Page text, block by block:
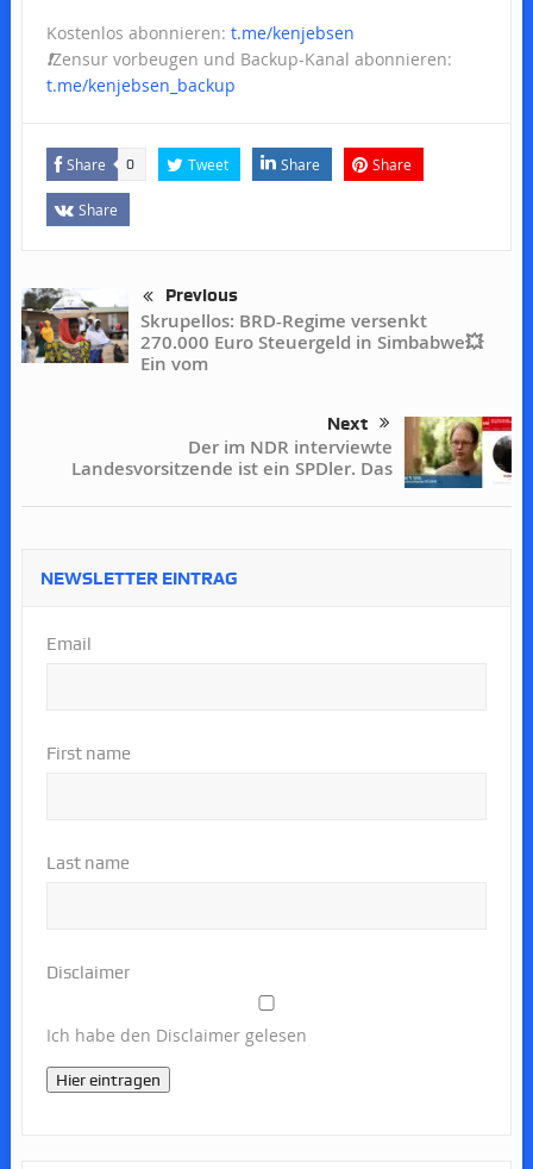
Kostenlos abonnieren: t.me/kenjebsen
❗️Zensur vorbeugen und Backup-Kanal abonnieren:
t.me/kenjebsen_backup
Share 0 Tweet Share Share
Share
Previous
Skrupellos: BRD-Regime versenkt
270.000 Euro Steuergeld in Simbabwe💥
Ein vom
Next
Der im NDR interviewte
Landesvorsitzende ist ein SPDler. Das
NEWSLETTER EINTRAG
Email
First name
Last name
Disclaimer
Ich habe den Disclaimer gelesen
Hier eintragen